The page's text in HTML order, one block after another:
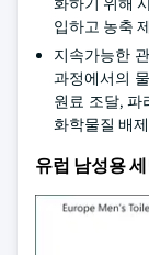
입하고 농축
지속가능한
과정에서의
원료 조달, 파
화학물질 배
유럽 남성용